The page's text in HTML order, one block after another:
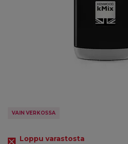
VAIN VERKOSSA
Loppu varastosta